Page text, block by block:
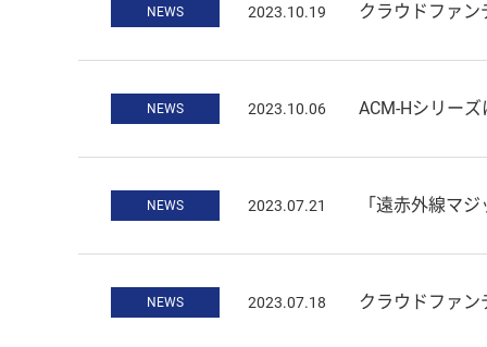
NEWS 2023.10.19 クラウドファンディン
NEWS 2023.10.06 ACM-Hシリー
NEWS 2023.07.21 「遠赤外線マ
NEWS 2023.07.18 クラウドファンディング